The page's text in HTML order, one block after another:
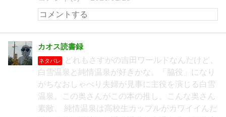
カオス読書録
ネタバレ
どれもさすがの吉田ワールドなんだけど、
白雪温泉と純情温泉が好きかな。「脇役」になり
がちなおしゃべり夫婦が見事に主役を演じる白雪
温泉。この奥さんがこの本の推し。こんな奥さん
素敵。 純情温泉は高校生カップルがカワイイんだ